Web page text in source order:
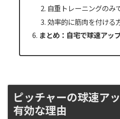
自重トレーニングのみ
効率的に筋肉を付ける
まとめ：自宅で球速アッ
ピッチャーの球速ア
有効な理由